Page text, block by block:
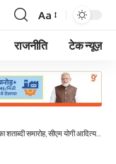
Font
Resizer
Aa
राजनीति टेक न्यूज़
आदित्यनाथ ने किया शुभारंभ, कहा- ‘संस्कृति में होती है राष्ट्र की आत्मा’